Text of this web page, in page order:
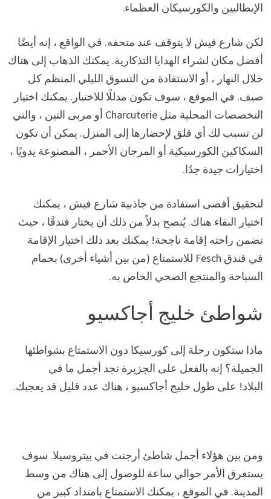
الإيطاليين والكورسيكان العظماء.
لكن شارع فيش لا يتوقف عند متحفه. في الواقع ، إنه أيضًا
أفضل مكان لشراء الهدايا التذكارية. يمكنك الذهاب إلى هناك
خلال النهار ، أو الاستفادة من التسوق الليلي المنظم كل
صيف. في الموقع ، سوف تكون مدللًا للاختيار. يمكنك اختيار
التخصصات المحلية مثل Charcuterie أو مربى التين ، والتي
لن تسبب لك أي قلق لإحضارها إلى المنزل. يمكن أن تكون
السكاكين الكورسيكية أو المرجان الأحمر ، المصنوعة يدويًا ،
اختيارات جيدة جدًا.
لتحقيق أقصى استفادة من جاذبية شارع فيش ، يمكنك
اختيار البقاء هناك. يُنصح بدلاً من ذلك أن يختار فندقًا ، حيث
تضمن راحته إقامة ناجحة! يمكنك بعد ذلك اختيار الإقامة
في فندق Fesch
للاستمتاع (من بين أشياء أخرى) بحمام
السباحة والمنتجع الصحي الخاص به.
شواطئ خليج أجاكسيو
ماذا ستكون رحلة إلى كورسيكا دون الاستمتاع بشواطئها
الجميلة؟ إنه بالفعل على الجزيرة نجد أجمل ما في
البلاد! على طول خليج أجاكسيو ، هناك عدد قليل قد يعجبك.
ومن بين هؤلاء أجمل شاطئ أرجنت في بيتروسيلا. سوف
يستغرق الأمر حوالي ساعة للوصول إلى هناك من وسط
المدينة. في الموقع ، يمكنك الاستمتاع بامتداد كبير من